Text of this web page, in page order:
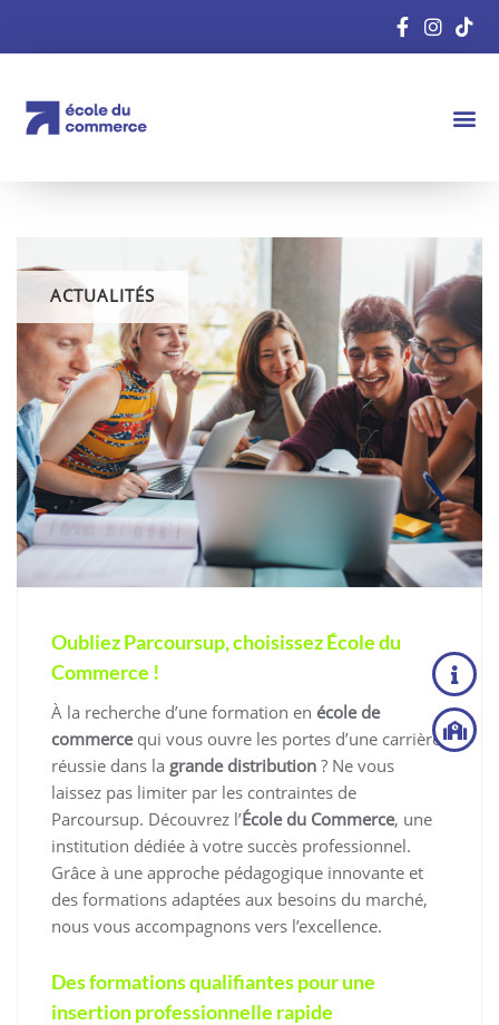
ACTUALITÉS
Oubliez Parcoursup, choisissez École du
Commerce !
À la recherche d’une formation en école de
commercequi vous ouvre les portes d’une carrière
réussie dans la grande distribution ? Ne vous
laissez pas limiter par les contraintes de
Parcoursup. Découvrez l’École du Commerce, une
institution dédiée à votre succès professionnel.
Grâce à une approche pédagogique innovante et
des formations adaptées aux besoins du marché,
nous vous accompagnons vers l’excellence.
Des formations qualifiantes pour une
insertion professionnelle rapide